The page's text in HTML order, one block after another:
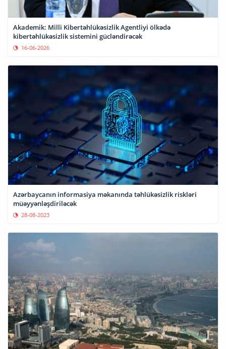
Akademik: Milli Kibertəhlükəsizlik Agentliyi ölkədə
kibertəhlükəsizlik sistemini gücləndirəcək
16-06-2026
Azərbaycanın informasiya məkanında təhlükəsizlik riskləri
müəyyənləşdiriləcək
28-08-2023